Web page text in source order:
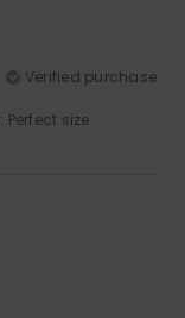
Verified purchase
: Perfect size